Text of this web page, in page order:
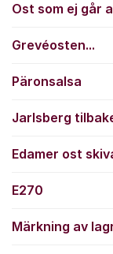
Ost som ej går
Grevéosten...
Päronsalsa
Jarlsberg
Edamer ost
E270
Märkning av